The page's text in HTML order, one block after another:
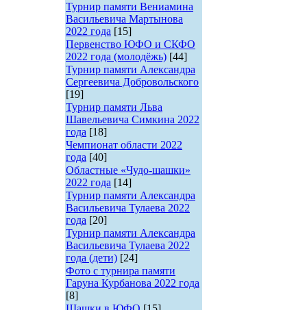
Турнир памяти Вениамина
Васильевича Мартынова
2022 года [15]
Первенство ЮФО и СКФО
2022 года (молодёжь) [44]
Турнир памяти Александра
Сергеевича Добровольского
[19]
Турнир памяти Льва
Шавельевича Симкина 2022
года [18]
Чемпионат области 2022
года [40]
Областные «Чудо-шашки»
2022 года [14]
Турнир памяти Александра
Васильевича Тулаева 2022
года [20]
Турнир памяти Александра
Васильевича Тулаева 2022
года (дети) [24]
Фото с турнира памяти
Гаруна Курбанова 2022 года
[8]